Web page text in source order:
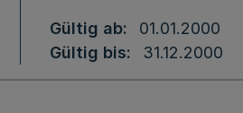
Gültig ab
01.01.2000
Gültig bis
31.12.2000